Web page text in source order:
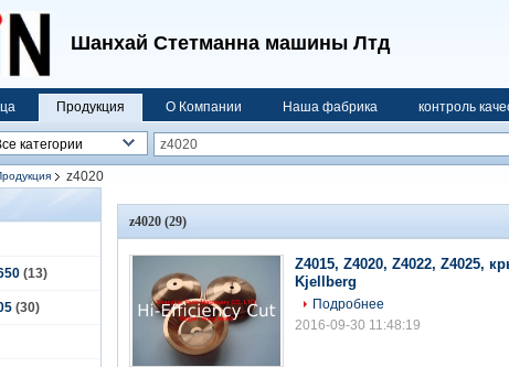
Шанхай Стетманна машины Лтд
Продукция О Компании Наша фабрика контроль
z4020
(13)
(30)
z4020 (29)
Z4015, Z4020, Z4022, Z4025,
Kjellberg
Подробнее
2016-09-30 11:48:19